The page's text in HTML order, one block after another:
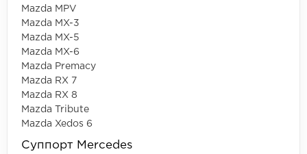
Mazda MPV
Mazda MX-3
Mazda MX-5
Mazda MX-6
Mazda Premacy
Mazda RX 7
Mazda RX 8
Mazda Tribute
Mazda Xedos 6
Суппорт Mercedes